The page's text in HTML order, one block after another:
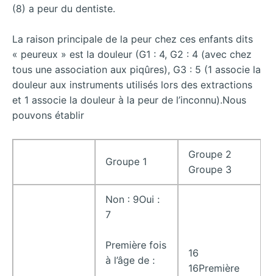
(8) a peur du dentiste.
La raison principale de la peur chez ces enfants dits
« peureux » est la douleur (G1 : 4, G2 : 4 (avec chez
tous une association aux piqûres), G3 : 5 (1 associe la
douleur aux instruments utilisés lors des extractions
et 1 associe la douleur à la peur de l’inconnu).Nous
pouvons établir
Groupe 1
Groupe 2
Groupe 3
Non : 9Oui :
7
Première fois
à l’âge de :
16
16Première